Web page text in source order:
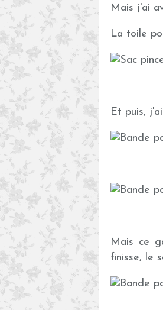
Mais j'ai
La toile
Et puis,
Mais ce
finisse, le